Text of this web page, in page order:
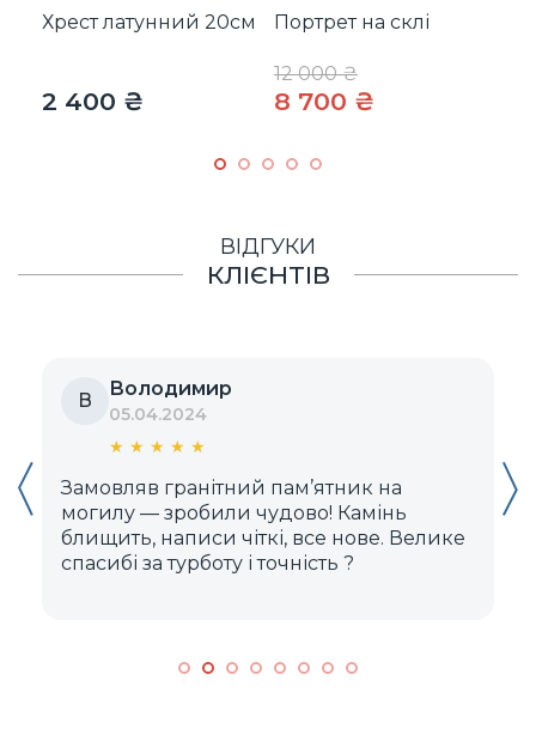
Хрест латунний 20см
2 400 ₴
Портрет на склі
12 000 ₴
8 700 ₴
ВІДГУКИ
КЛІЄНТІВ
В
Володимир
05.04.2024
★ ★ ★ ★ ★
Замовляв гранітний пам’ятник на
могилу — зробили чудово! Камінь
блищить, написи чіткі, все нове. Велике
спасибі за турботу і точність ?️